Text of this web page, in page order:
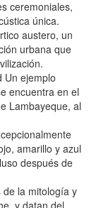
ceremoniales,
única.
austero, un
urbana que
Un ejemplo
encuentra en el
Lambayeque, al
amarillo y azul
después de
la mitología y
y datan del